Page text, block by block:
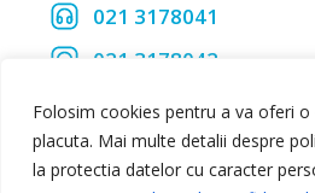
Folosim cookies pentru a va oferi
placuta. Mai multe detalii despre
la protectia datelor cu caracter
021 3178041
021 3178042
021 3175208
Toate drepturile rezervate Baza